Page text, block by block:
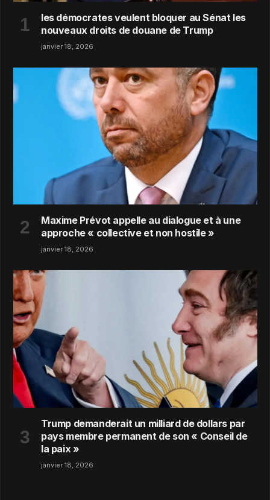
les démocrates veulent bloquer au Sénat les
nouveaux droits de douane de Trump
janvier 18, 2026
Maxime Prévot appelle au dialogue et à une
approche « collective et non hostile »
janvier 18, 2026
Trump demanderait un milliard de dollars par
pays membre permanent de son « Conseil de
la paix »
janvier 18, 2026